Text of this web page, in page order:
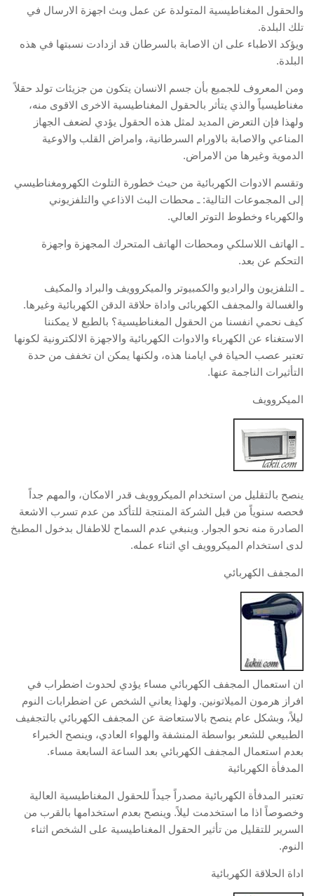
والحقول المغناطيسية المتولدة عن عمل وبث اجهزة الارسال في
تلك البلدة.
ويؤكد الاطباء على ان الاصابة بالسرطان قد ازدادت نسبتها في هذه
البلدة.
ومن المعروف للجميع بأن جسم الانسان يتكون من جزيئات تولد حقلاً
مغناطيسياً والذي يتأثر بالحقول المغناطيسية الاخرى الاقوى منه،
ولهذا فإن التعرض المديد لمثل هذه الحقول يؤدي لضعف الجهاز
المناعي والاصابة بالاورام السرطانية، وامراض القلب والاوعية
الدموية وغيرها من الامراض.
وتقسم الادوات الكهربائية من حيث خطورة التلوث الكهرومغناطيسي
إلى المجموعات التالية: ـ محطات البث الاذاعي والتلفزيوني
والكهرباء وخطوط التوتر العالي.
ـ الهاتف اللاسلكي ومحطات الهاتف المتحرك المجهزة واجهزة
التحكم عن بعد.
ـ التلفزيون والراديو والكمبيوتر والميكروويف والبراد والمكيف
والغسالة والمجفف الكهربائى واداة حلاقة الدقن الكهربائية وغيرها.
كيف نحمي انفسنا من الحقول المغناطيسية؟ بالطبع لا يمكننا
الاستغناء عن الكهرباء والادوات الكهربائية والاجهزة الالكترونية لكونها
تعتبر عصب الحياة في ايامنا هذه، ولكنها يمكن ان تخفف من حدة
التأثيرات الناجمة عنها.
الميكروويف
ينصح بالتقليل من استخدام الميكروويف قدر الامكان، والمهم جداً
فحصه سنوياً من قبل الشركة المنتجة للتأكد من عدم تسرب الاشعة
الصادرة منه نحو الجوار. وينبغي عدم السماح للاطفال بدخول المطبخ
لدى استخدام الميكروويف اي اثناء عمله.
المجفف الكهربائي
ان استعمال المجفف الكهربائي مساء يؤدي لحدوث اضطراب في
افراز هرمون الميلاتونين. ولهذا يعاني الشخص عن اضطرابات النوم
ليلاً، وبشكل عام ينصح بالاستعاضة عن المجفف الكهربائي بالتجفيف
الطبيعي للشعر بواسطة المنشفة والهواء العادي، وينصح الخبراء
بعدم استعمال المجفف الكهربائي بعد الساعة السابعة مساء.
المدفأة الكهربائية
تعتبر المدفأة الكهربائية مصدراً جيداً للحقول المغناطيسية العالية
وخصوصاً اذا ما استخدمت ليلاً. وينصح بعدم استخدامها بالقرب من
السرير للتقليل من تأثير الحقول المغناطيسية على الشخص اثناء
النوم.
اداة الحلاقة الكهربائية